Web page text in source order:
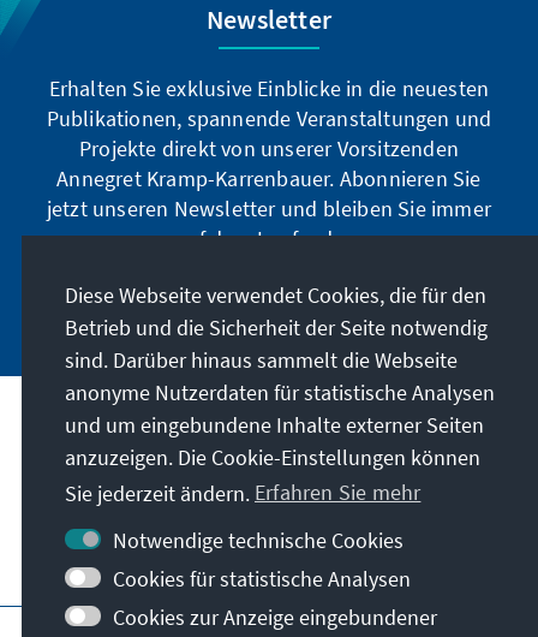
Newsletter
Erhalten Sie exklusive Einblicke in die neuesten
Publikationen, spannende Veranstaltungen und
Projekte direkt von unserer Vorsitzenden
Annegret Kramp-Karrenbauer. Abonnieren Sie
jetzt unseren Newsletter und bleiben Sie immer
auf dem Laufenden.
Jetzt abonnieren
Unser Auftrag
Kontakt
Weitere Angebote der Stiftung
Diese Webseite verwendet Cookies, die für den
Betrieb und die Sicherheit der Seite notwendig
sind. Darüber hinaus sammelt die Webseite
anonyme Nutzerdaten für statistische Analysen
und um eingebundene Inhalte externer Seiten
anzuzeigen. Die Cookie-Einstellungen können
Sie jederzeit ändern. Erfahren Sie mehr
Notwendige technische Cookies
Cookies für statistische Analysen
Cookies zur Anzeige eingebundener